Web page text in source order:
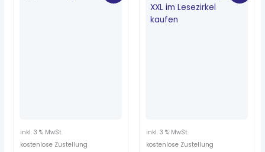
inkl. 3 % MwSt.
kostenlose Zustellung
inkl. 3 % MwSt.
kostenlose Zustellung